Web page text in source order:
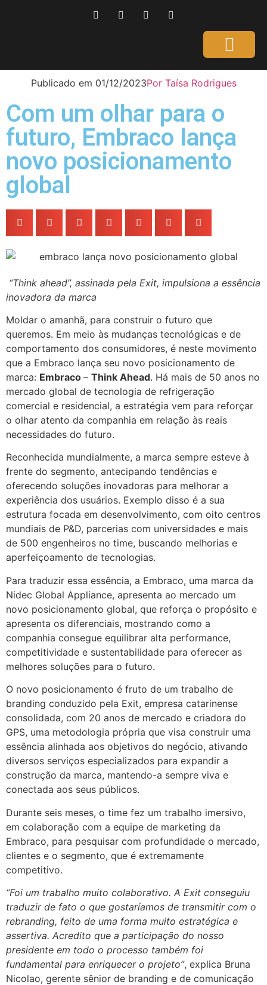
Publicado em 01/12/2023PorTaísa Rodrigues
Com um olhar para o
futuro, Embraco lança
novo posicionamento
global
“Think ahead”, assinada pela Exit, impulsiona a essência
inovadora da marca
Moldar o amanhã, para construir o futuro que
queremos. Em meio às mudanças tecnológicas e de
comportamento dos consumidores, é neste movimento
que a Embraco lança seu novo posicionamento de
marca: Embraco – Think Ahead. Há mais de 50 anos no
mercado global de tecnologia de refrigeração
comercial e residencial, a estratégia vem para reforçar
o olhar atento da companhia em relação às reais
necessidades do futuro.
Reconhecida mundialmente, a marca sempre esteve à
frente do segmento, antecipando tendências e
oferecendo soluções inovadoras para melhorar a
experiência dos usuários. Exemplo disso é a sua
estrutura focada em desenvolvimento, com oito centros
mundiais de P&D, parcerias com universidades e mais
de 500 engenheiros no time, buscando melhorias e
aperfeiçoamento de tecnologias.
Para traduzir essa essência, a Embraco, uma marca da
Nidec Global Appliance, apresenta ao mercado um
novo posicionamento global, que reforça o propósito e
apresenta os diferenciais, mostrando como a
companhia consegue equilibrar alta performance,
competitividade e sustentabilidade para oferecer as
melhores soluções para o futuro.
O novo posicionamento é fruto de um trabalho de
branding conduzido pela Exit, empresa catarinense
consolidada, com 20 anos de mercado e criadora do
GPS, uma metodologia própria que visa construir uma
essência alinhada aos objetivos do negócio, ativando
diversos serviços especializados para expandir a
construção da marca, mantendo-a sempre viva e
conectada aos seus públicos.
Durante seis meses, o time fez um trabalho imersivo,
em colaboração com a equipe de marketing da
Embraco, para pesquisar com profundidade o mercado,
clientes e o segmento, que é extremamente
competitivo.
“Foi um trabalho muito colaborativo. A Exit conseguiu
traduzir de fato o que gostaríamos de transmitir com o
rebranding, feito de uma forma muito estratégica e
assertiva. Acredito que a participação do nosso
presidente em todo o processo também foi
fundamental para enriquecer o projeto”, explica Bruna
Nicolao, gerente sênior de branding e de comunicação